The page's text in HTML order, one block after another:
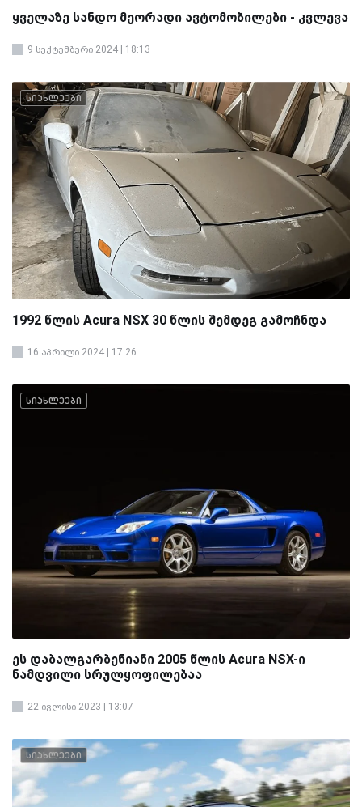
ყველაზე სანდო მეორადი ავტომობილები - კვლევა
9 სექტემბერი 2024 | 18:13
სიახლეები
1992 წლის Acura NSX 30 წლის შემდეგ გამოჩნდა
16 აპრილი 2024 | 17:26
სიახლეები
ეს დაბალგარბენიანი 2005 წლის Acura NSX-ი
ნამდვილი სრულყოფილებაა
22 ივლისი 2023 | 13:07
სიახლეები